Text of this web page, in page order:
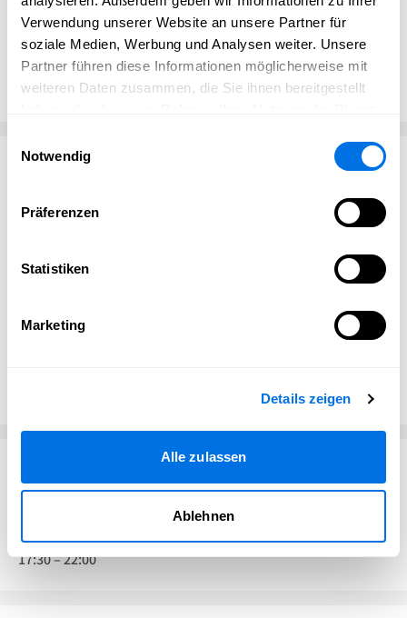
Verwendung unserer Website an unsere Partner für
soziale Medien, Werbung und Analysen weiter. Unsere
Partner führen diese Informationen möglicherweise mit
weiteren Daten zusammen, die Sie ihnen bereitgestellt
Notwendig
Präferenzen
Statistiken
Marketing
Details zeigen
Alle zulassen
Ablehnen
heute einen Tisch:Telefon 06203-180889
Guten Appetit wünscht Ihnen Ihre
Wei-Wei
Website besuchen
68526 Ladenburg
nihao-ladenburg@gmx.de
einlösen.
11:30–14:30
17:30–22:00